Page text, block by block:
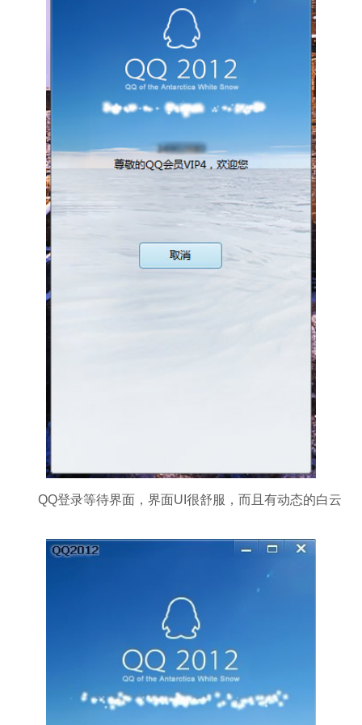
QQ登录等待界面，界面UI很舒服，而且有动态的白云